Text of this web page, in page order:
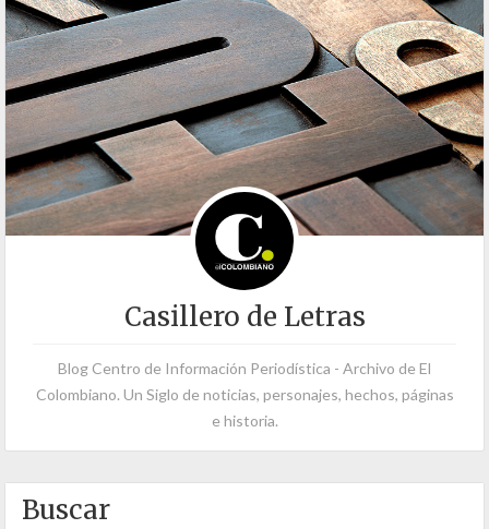
Casillero de Letras
Blog Centro de Información Periodística - Archivo de El
Colombiano. Un Siglo de noticias, personajes, hechos, páginas
e historia.
Buscar